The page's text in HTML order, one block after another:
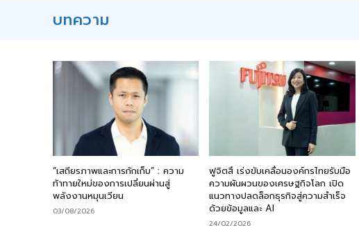
บทความ
“เสถียรภาพและการกักเก็บ” : ความ
ท้าทายใหม่ของการเปลี่ยนผ่านสู่
พลังงานหมุนเวียน
03/08/2026
ฟูจิตสึ เร่งขับเคลื่อนองค์กรไทยรับมือ
ความผันผวนของเศรษฐกิจโลก เปิด
แนวทางปลดล็อกธุรกิจสู่ความสำเร็จ
ด้วยข้อมูลและ AI
24/02/2026